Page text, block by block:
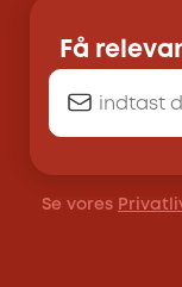
Få
Se vores